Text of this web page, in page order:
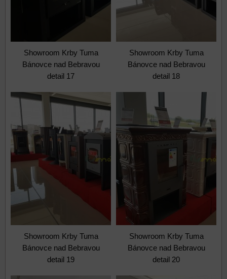
Showroom Krby Tuma
Bánovce nad Bebravou
detail 17
Showroom Krby Tuma
Bánovce nad Bebravou
detail 18
Showroom Krby Tuma
Bánovce nad Bebravou
detail 19
Showroom Krby Tuma
Bánovce nad Bebravou
detail 20